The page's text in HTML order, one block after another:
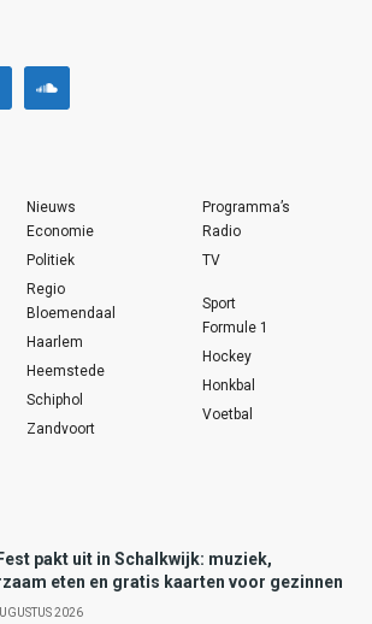
Nieuws
Economie
Politiek
Regio
Bloemendaal
Haarlem
Heemstede
Schiphol
Zandvoort
Programma’s
Radio
TV
Sport
Formule 1
Hockey
Honkbal
Voetbal
pakt uit in Schalkwijk: muziek,
eten en gratis kaarten voor gezinnen
2026